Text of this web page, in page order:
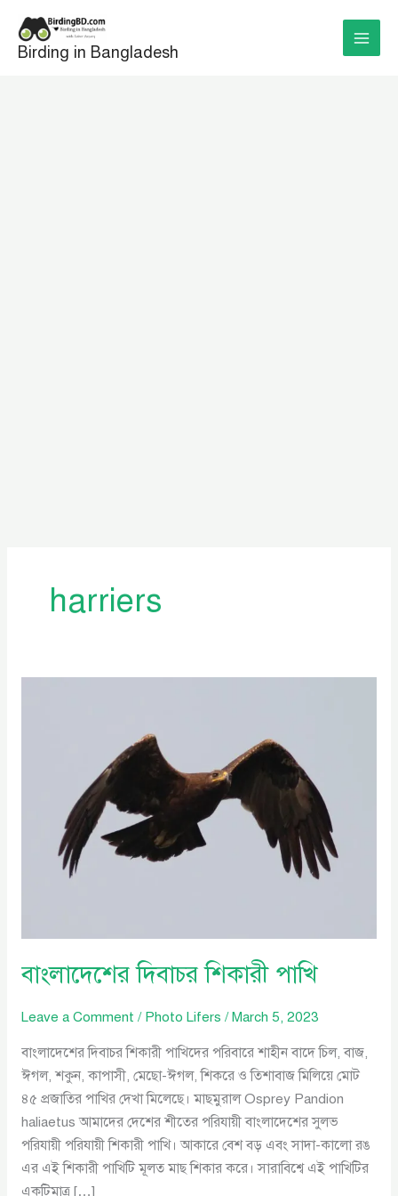
content
Birding in Bangladesh
harriers
বাংলাদেশের দিবাচর শিকারী পাখি
Leave a Comment / Photo Lifers /March 5, 2023
বাংলাদেশের দিবাচর শিকারী পাখিদের পরিবারে শাহীন বাদে চিল, বাজ,
ঈগল, শকুন, কাপাসী, মেছো-ঈগল, শিকরে ও তিশাবাজ মিলিয়ে মোট
৪৫ প্রজাতির পাখির দেখা মিলেছে। মাছমুরাল Osprey Pandion
haliaetus আমাদের দেশের শীতের পরিযায়ী বাংলাদেশের সুলভ
পরিযায়ী পরিযায়ী শিকারী পাখি। আকারে বেশ বড় এবং সাদা-কালো রঙ
এর এই শিকারী পাখিটি মূলত মাছ শিকার করে। সারাবিশ্বে এই পাখিটির
একটিমাত্র […]